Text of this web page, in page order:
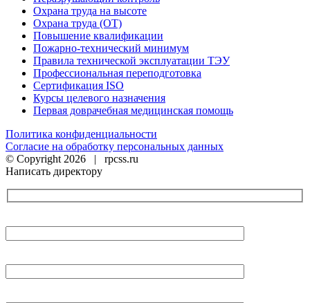
Охрана труда на высоте
Охрана труда (ОТ)
Повышение квалификации
Пожарно-технический минимум
Правила технической эксплуатации ТЭУ
Профессиональная переподготовка
Сертификация ISO
Курсы целевого назначения
Первая доврачебная медицинская помощь
Политика конфиденциальности
Согласие на обработку персональных данных
© Copyright 2026 | rpcss.ru
Написать директору